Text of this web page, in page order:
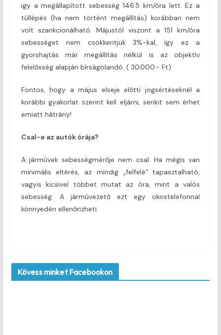
igy a megállapított sebesség 146.5 km/óra lett. Ez a
túllépés (ha nem történt megállítás) korábban nem
volt szankcionálható. Májustól viszont a 151 km/óra
sebességet nem csökkentjük 3%-kal, így ez a
gyorshajtás már megállítás nélkül is az objektív
felelősség alapján bírságolandó. ( 30.000.- Ft)
Fontos, hogy a május elseje előtti jogsértéseknél a
korábbi gyakorlat szerint kell eljárni, senkit sem érhet
emiatt hátrány!
Csal-e az autók órája?
A járművek sebességmérője nem csal. Ha mégis van
minimális eltérés, az mindig „felfelé” tapasztalható,
vagyis kicsivel többet mutat az óra, mint a valós
sebesség. A járművezető ezt egy okostelefonnal
könnyedén ellenőrizheti.
Kövess minket Facebookon